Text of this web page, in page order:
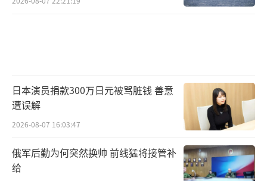
日本演员捐款300万日元被骂脏钱 善意
遭误解
2026-08-07 16:03:47
俄军后勤为何突然换帅 前线猛将接管补
给